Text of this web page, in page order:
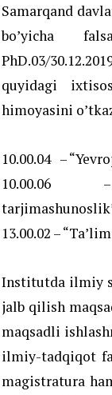
Samarqand
boʼyicha
PhD.03/
quyidagi
himoyasini
10.00.04 –
10.00.06 –
13.00.02 –
Institutda ilmiy
jalb qilish
maqsadli
ilmiy-tadqiqot
magistratura